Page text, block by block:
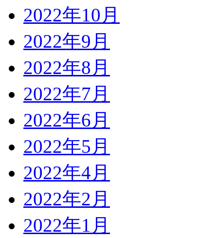
2022年10月
2022年9月
2022年8月
2022年7月
2022年6月
2022年5月
2022年4月
2022年2月
2022年1月